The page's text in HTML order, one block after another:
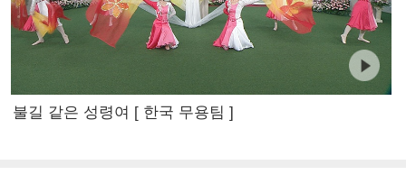
불길 같은 성령여 [ 한국 무용팀 ]